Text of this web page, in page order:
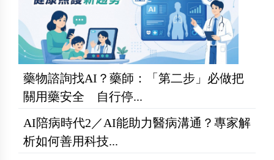
藥物諮詢找AI？藥師：「第二步」必做把
關用藥安全 自行停...
AI陪病時代2／AI能助力醫病溝通？專家解
析如何善用科技...